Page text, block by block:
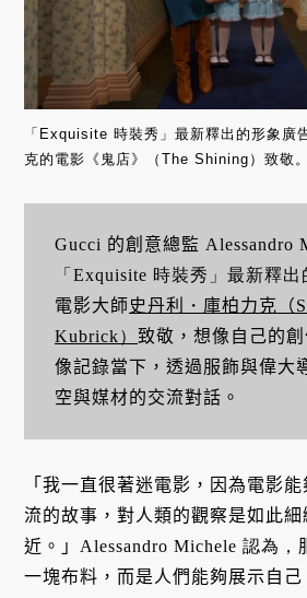
「Exquisite 時裝秀」最新釋出的形象廣
克的電影《鬼店》（The Shining）致敬。
Gucci 的創意總監 Alessandro
「Exquisite 時裝秀」最新釋出
電影大師 史丹利 ・ 庫柏力克（
Kubrick） 致敬，想像自己的
像記錄當下，透過服飾與偉大
空與媒材的交流對話。
「我一直很著迷電影，因為電影
流的故事，對人類的觀察是如此細
近。」 Alessandro Michele 認為，
一塊布料，而是人們能夠展示自